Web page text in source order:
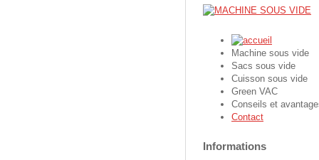
Machine sous vide
Sacs sous vide
Cuisson sous vide
Green VAC
Conseils et
Contact
Informations